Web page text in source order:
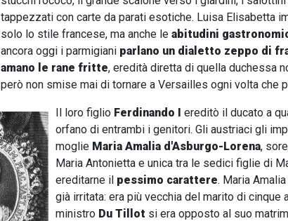
tappezzati con carte da parati esotiche. Luisa Elisabetta
solo lo stile francese, ma anche le abitudini
ancora oggi i parmigiani parlano un dialetto zeppo di
amano le rane fritte, eredità diretta di quella duchessa
però non smise mai di tornare a Versailles ogni volta che
Il loro figlio Ferdinando I ereditò il ducato a
orfano di entrambi i genitori. Gli austriaci gli
moglie Maria Amalia d'Asburgo-Lorena,
Maria Antonietta e unica tra le sedici figlie di
ereditarne il pessimo carattere. Maria
già irritata: era più vecchia del marito di
ministro Du Tillot si era opposto al suo